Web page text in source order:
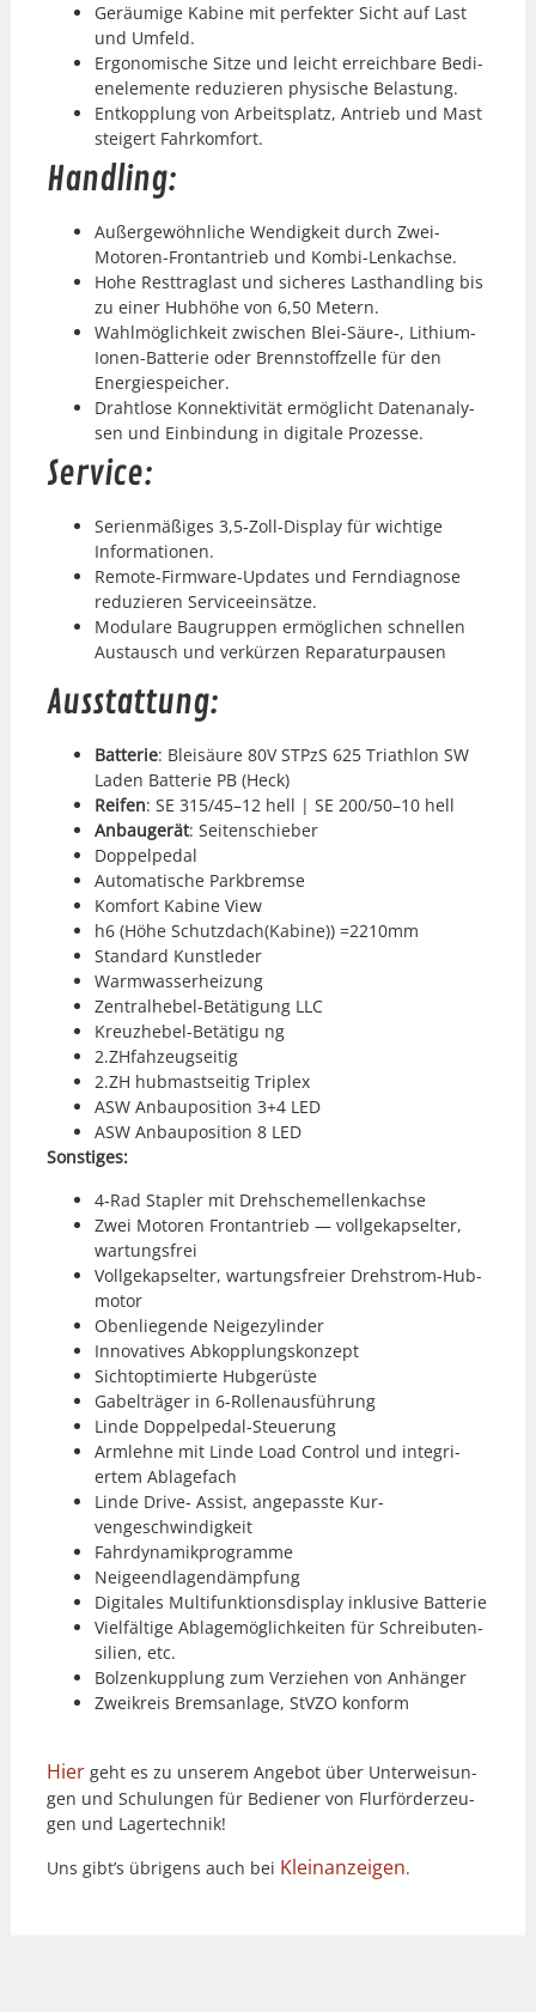
Geräu­mige Kabine mit per­fek­ter Sicht auf Last
und Umfeld.
Ergonomis­che Sitze und leicht erre­ich­bare Bedi­
enele­mente reduzieren physis­che Belas­tung.
Entkop­plung von Arbeit­splatz, Antrieb und Mast
steigert Fahrkom­fort.
Handling:
Außergewöhn­liche Wendigkeit durch Zwei-
Motoren-Frontantrieb und Kom­bi-Lenkachse.
Hohe Rest­tra­glast und sicheres Lasthandling bis
zu ein­er Hub­höhe von 6,50 Metern.
Wahlmöglichkeit zwis­chen Blei-Säure‑, Lithi­um-
Ionen-Bat­terie oder Brennstof­fzelle für den
Energiespe­ich­er.
Draht­lose Kon­nek­tiv­ität ermöglicht Date­n­analy­
sen und Ein­bindung in dig­i­tale Prozesse.
Service:
Serien­mäßiges 3,5‑Zoll-Display für wichtige
Infor­ma­tio­nen.
Remote-Firmware-Updates und Fer­n­di­ag­nose
reduzieren Ser­viceein­sätze.
Mod­u­lare Bau­grup­pen ermöglichen schnellen
Aus­tausch und verkürzen Reparatur­pausen
Ausstattung:
Bat­terie: Bleisäure 80V STPzS 625 Triathlon SW
Laden Bat­terie PB (Heck)
Reifen: SE 315/45–12 hell | SE 200/50–10 hell
Anbaugerät: Seit­en­schieber
Dop­pelpedal
Automa­tis­che Park­bremse
Kom­fort Kabine View
h6 (Höhe Schutzdach(Kabine)) =2210mm
Stan­dard Kun­stled­er
Warmwasser­heizung
Zen­tral­hebel-Betä­ti­gung LLC
Kreuzhebel-Betä­tigu ng
2.ZHfahzeugseitig
2.ZH hub­mast­seit­ig Triplex
ASW Anbau­po­si­tion 3+4 LED
ASW Anbau­po­si­tion 8 LED
Son­stiges:
4‑Rad Sta­pler mit Drehschemel­lenkachse
Zwei Motoren Frontantrieb — voll­gekapsel­ter,
wartungs­frei
Voll­gekapsel­ter, wartungs­freier Drehstrom-Hub­
mo­tor
Oben­liegende Neigezylin­der
Inno­v­a­tives Abkop­plungskonzept
Sich­top­ti­mierte Hubgerüste
Gabel­träger in 6‑Rollenausführung
Linde Dop­pelpedal-Steuerung
Arm­lehne mit Linde Load Con­trol und inte­gri­
ertem Ablage­fach
Linde Dri­ve- Assist, angepasste Kur­
vengeschwindigkeit
Fahr­dy­namikpro­gramme
Neigeend­la­gendämp­fung
Dig­i­tales Mul­ti­funk­tions­dis­play inklu­sive Bat­terie
Vielfältige Ablagemöglichkeit­en für Schreibuten­
silien, etc.
Bolzenkup­plung zum Verziehen von Anhänger
Zweikreis Brem­san­lage, StV­ZO kon­form
Hiergeht es zu unserem Ange­bot über Unter­weisun­
gen und Schu­lun­gen für Bedi­ener von Flur­förderzeu­
gen und Lagertech­nik!
Uns gibt’s übri­gens auch bei Kleinanzeigen.